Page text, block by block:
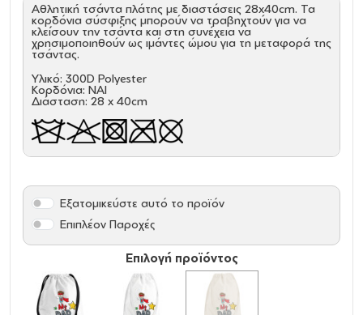
Αθλητική τσάντα πλάτης με διαστάσεις 28x40cm. Τα
κορδόνια σύσφιξης μπορούν να τραβηχτούν για να
κλείσουν την τσάντα και στη συνέχεια να
χρησιμοποιηθούν ως ιμάντες ώμου για τη μεταφορά της
τσάντας.
Υλικό: 300D Polyester
Κορδόνια: ΝΑΙ
Διάσταση: 28 x 40cm
Επιλογή προϊόντος
Εξατομικεύστε αυτό το προϊόν
Επιπλέον Παροχές